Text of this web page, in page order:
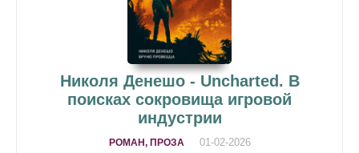
Николя Денешо - Uncharted. В
поисках сокровища игровой
индустрии
РОМАН, ПРОЗА 01-02-2026